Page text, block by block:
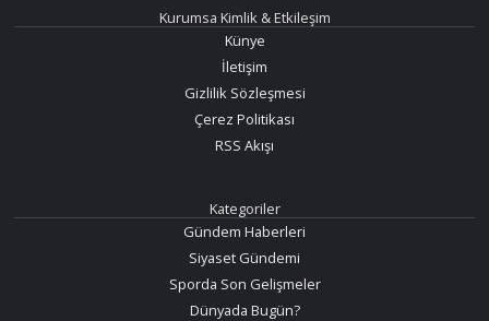
Kurumsa Kimlik & Etkileşim
Künye
İletişim
Gizlilik Sözleşmesi
Çerez Politikası
RSS Akışı
Kategoriler
Gündem Haberleri
Siyaset Gündemi
Sporda Son Gelişmeler
Dünyada Bugün?